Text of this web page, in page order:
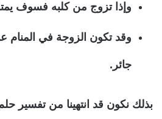
وإذا تزوج من كلبه فسوف
وقد تكون الزوجة في
جائر.
بذلك نكون قد انتهينا من تفسير